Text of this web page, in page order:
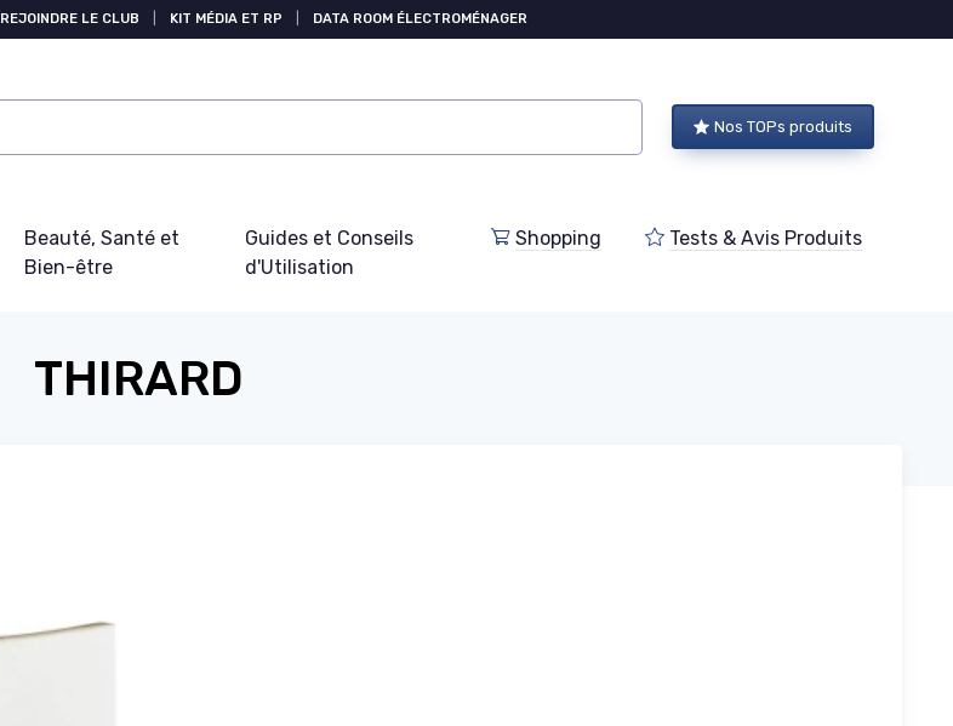
REJOINDRE LE CLUB KIT MÉDIA ET RP DATA ROOM ÉLECTROMÉNAGER
Nos TOPs produits
Beauté, Santé et
Bien-être
Guides et Conseils
d'Utilisation
Shopping Tests & Avis Produits
THIRARD